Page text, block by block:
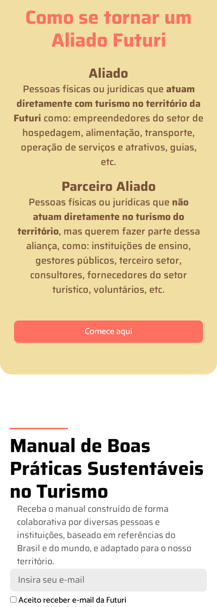
Como se tornar um
Aliado Futuri
Aliado
Pessoas físicas ou jurídicas queatuam
diretamente com turismo no território da
Futuri como: empreendedores do setor de
hospedagem, alimentação, transporte,
operação de serviços e atrativos, guias,
etc.
Parceiro Aliado
Pessoas físicas ou jurídicas que não
atuam diretamente no turismo do
território, mas querem fazer parte dessa
aliança, como: instituições de ensino,
gestores públicos, terceiro setor,
consultores, fornecedores do setor
turístico, voluntários, etc.
Comece aqui
Manual de Boas
Práticas Sustentáveis
no Turismo
Receba o manual construído de forma
colaborativa por diversas pessoas e
instituições, baseado em referências do
Brasil e do mundo, e adaptado para o nosso
território.
Aceito receber e-mail da Futuri